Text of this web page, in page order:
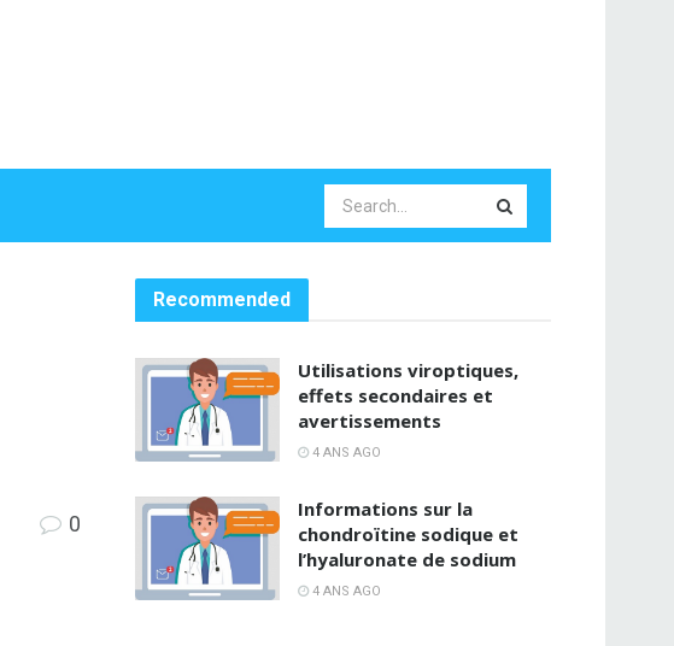
0
Recommended
Utilisations viroptiques,
effets secondaires et
avertissements
4 ANS AGO
Informations sur la
chondroïtine sodique et
l’hyaluronate de sodium
4 ANS AGO